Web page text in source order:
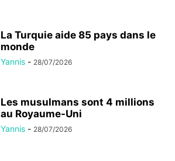
La Turquie aide 85 pays dans le
monde
Yannis - 28/07/2026
Les musulmans sont 4 millions
au Royaume-Uni
Yannis - 28/07/2026